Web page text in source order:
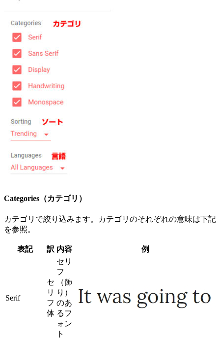
Categories（カテゴリ）
カテゴリで絞り込みます。カテゴリのそれぞれの意味は下記
を参照。
表記 訳 内容 例
Serif
セ
リ
フ
体
セリ
フ
（飾
り）
のあ
るフ
ォン
ト